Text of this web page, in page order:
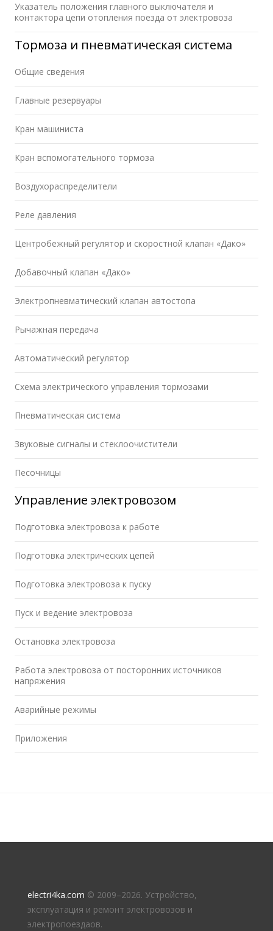
Указатель положения главного выключателя и
контактора цепи отопления поезда от электровоза
Тормоза и пневматическая система
Общие сведения
Главные резервуары
Кран машиниста
Кран вспомогательного тормоза
Воздухораспределители
Реле давления
Центробежный регулятор и скоростной клапан «Дако»
Добавочный клапан «Дако»
Электропневматический клапан автостопа
Рычажная передача
Автоматический регулятор
Схема электрического управления тормозами
Пневматическая система
Звуковые сигналы и стеклоочистители
Песочницы
Управление электровозом
Подготовка электровоза к работе
Подготовка электрических цепей
Подготовка электровоза к пуску
Пуск и ведение электровоза
Остановка электровоза
Работа электровоза от посторонних источников
напряжения
Аварийные режимы
Приложения
electri4ka.com © 2009–2026. Устройство,
эксплуатация и ремонт электровозов и
электропоездаов.